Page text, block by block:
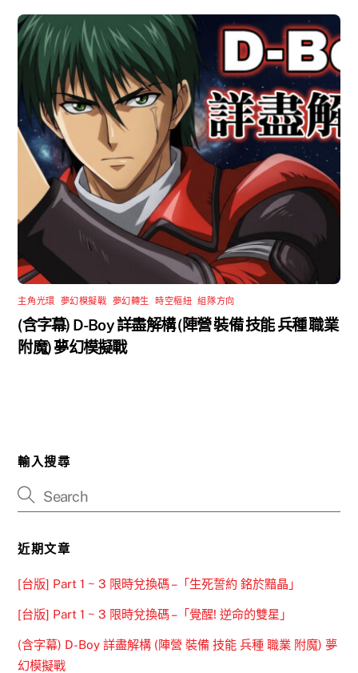
主角光環 夢幻模擬戰 夢幻轉生 時空樞紐 ,組隊方向
(含字幕) D-Boy 詳盡解構 (陣營 裝備 技能 兵種 職業
附魔) 夢幻模擬戰
輸入搜尋
近期文章
[台版] Part 1 ~ 3 限時兌換碼 –「生死誓約 銘於黯晶」
[台版] Part 1 ~ 3 限時兌換碼 –「覺醒! 逆命的雙星」
(含字幕) D-Boy 詳盡解構 (陣營 裝備 技能 兵種 職業 附魔) 夢
幻模擬戰